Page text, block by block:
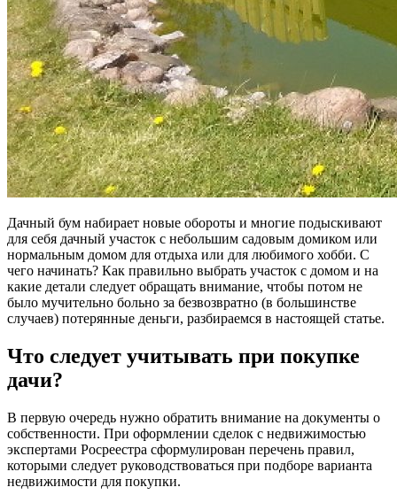
Дачный бум набирает новые обороты и многие подыскивают
для себя дачный участок с небольшим садовым домиком или
нормальным домом для отдыха или для любимого хобби. С
чего начинать? Как правильно выбрать участок с домом и на
какие детали следует обращать внимание, чтобы потом не
было мучительно больно за безвозвратно (в большинстве
случаев) потерянные деньги, разбираемся в настоящей статье.
Что следует учитывать при покупке
дачи?
В первую очередь нужно обратить внимание на документы о
собственности. При оформлении сделок с недвижимостью
экспертами Росреестра сформулирован перечень правил,
которыми следует руководствоваться при подборе варианта
недвижимости для покупки.